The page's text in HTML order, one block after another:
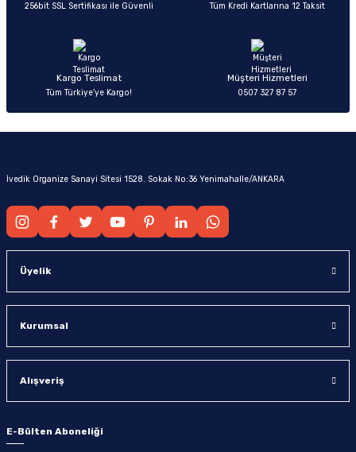
256bit SSL Sertifikası ile Güvenli Tüm Kredi Kartlarına 12 Taksit
Kargo Teslimat
Tüm Türkiye’ye Kargo!
Müşteri Hizmetleri
0507 327 87 57
İvedik Organize Sanayi Sitesi 1528. Sokak No:36 Yenimahalle/ANKARA
Üyelik
Kurumsal
Alışveriş
E-Bülten Aboneliği